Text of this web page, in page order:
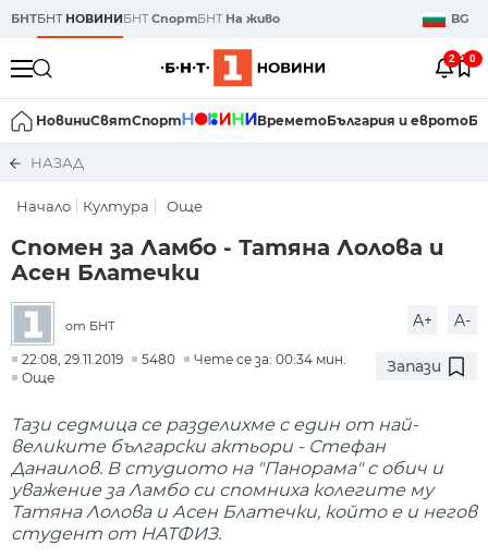
БНТБНТ НОВИНИБНТСпортБНТ На живо BG
2 0
НовиниСвятСпорт ВреметоБългария и еврото
НАЗАД
Начало Култура Още
Спомен за Ламбо - Татяна Лолова и
Асен Блатечки
от БНТ A+ A-
22:08, 29.11.2019 5480
Чете се за: 00:34 мин.
Още
Запази
Тази седмица се разделихме с един от най-
великите български актьори - Стефан
Данаилов. В студиото на "Панорама" с обич и
уважение за Ламбо си спомниха колегите му
Татяна Лолова и Асен Блатечки, който е и негов
студент от НАТФИЗ.